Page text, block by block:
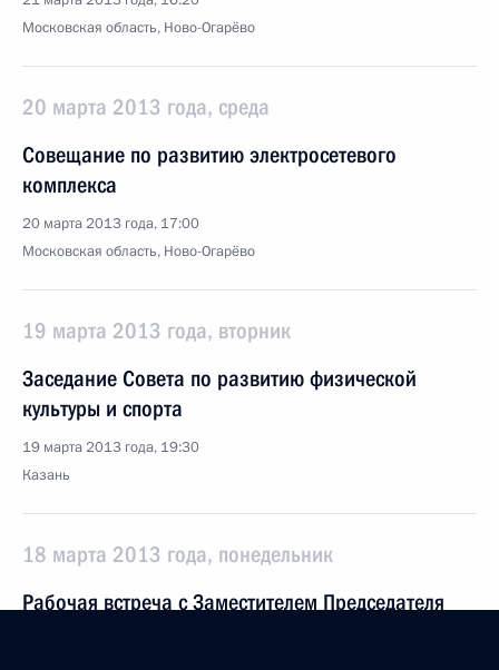
Московская область, Ново-Огарёво
20 марта 2013 года, среда
Совещание по развитию электросетевого
комплекса
20 марта 2013 года, 17:00
Московская область, Ново-Огарёво
19 марта 2013 года, вторник
Заседание Совета по развитию физической
культуры и спорта
19 марта 2013 года, 19:30
Казань
18 марта 2013 года, понедельник
Рабочая встреча с Заместителем Председателя